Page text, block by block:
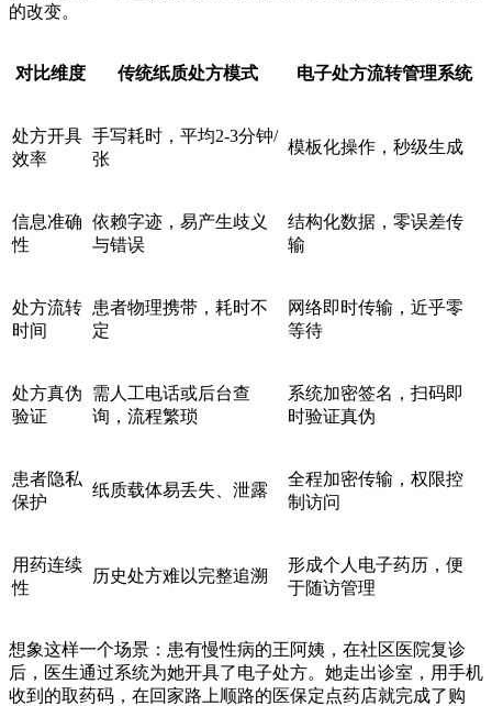
的改变。
对比维度 传统纸质处方模式 电子处方流转管理系统
处方开具
效率
手写耗时，平均2-3分钟/
张
模板化操作，秒级生成
信息准确
性
依赖字迹，易产生歧义
与错误
结构化数据，零误差传
输
处方流转
时间
患者物理携带，耗时不
定
网络即时传输，近乎零
等待
处方真伪
验证
需人工电话或后台查
询，流程繁琐
系统加密签名，扫码即
时验证真伪
患者隐私
保护
纸质载体易丢失、泄露
全程加密传输，权限控
制访问
用药连续
性
历史处方难以完整追溯
形成个人电子药历，便
于随访管理
想象这样一个场景：患有慢性病的王阿姨，在社区医院复诊
后，医生通过系统为她开具了电子处方。她走出诊室，用手机
收到的取药码，在回家路上顺路的医保定点药店就完成了购